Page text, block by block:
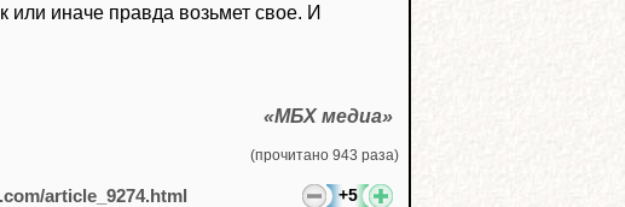
или иначе правда возьмет свое. И
«МБХ медиа»
(прочитано 943 раза)
+5
article_9274.html